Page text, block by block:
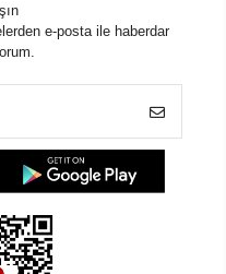
e-posta ile haberdar